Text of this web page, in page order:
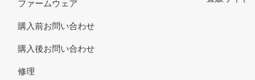
ファームウェア
購入前お問い合わせ
購入後お問い合わせ
修理